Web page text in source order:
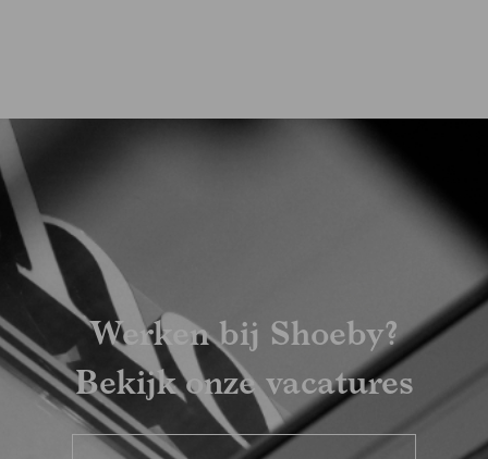
Werken bij Shoeby?
Bekijk onze vacatures